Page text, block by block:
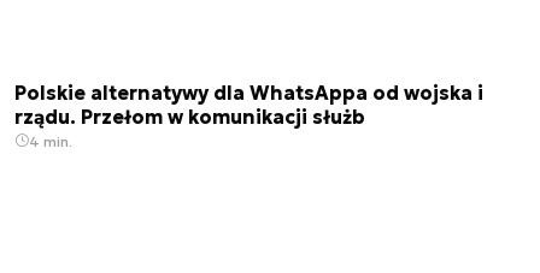
Polskie alternatywy dla WhatsAppa od wojska i
rządu. Przełom w komunikacji służb
4 min.